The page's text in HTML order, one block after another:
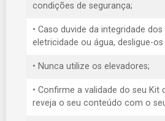
condições de segurança;
• Caso duvide da integridade
eletricidade ou água, desligue-
• Nunca utilize os elevadores;
• Confirme a validade do seu Kit
reveja o seu conteúdo com o